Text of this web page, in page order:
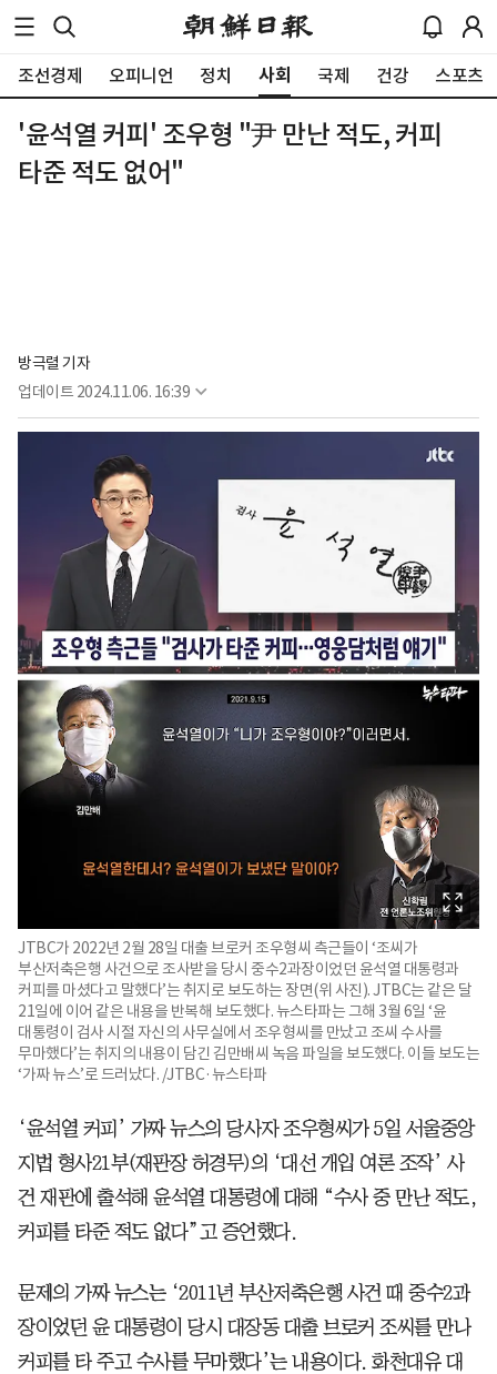
조선경제 오피니언 정치 사회 국제 건강 스포츠
'윤석열 커피' 조우형 "尹 만난 적도, 커피
타준 적도 없어"
방극렬 기자
업데이트 2024.11.06. 16:39
JTBC가 2022년 2월 28일 대출 브로커 조우형씨 측근들이 ‘조씨가
부산저축은행 사건으로 조사받을 당시 중수2과장이었던 윤석열 대통령과
커피를 마셨다고 말했다’는 취지로 보도하는 장면(위 사진). JTBC는 같은 달
21일에 이어 같은 내용을 반복해 보도했다. 뉴스타파는 그해 3월 6일 ‘윤
대통령이 검사 시절 자신의 사무실에서 조우형씨를 만났고 조씨 수사를
무마했다’는 취지의 내용이 담긴 김만배씨 녹음 파일을 보도했다. 이들 보도는
‘가짜 뉴스’로 드러났다. /JTBC·뉴스타파
‘윤석열 커피’ 가짜 뉴스의 당사자 조우형씨가 5일 서울중앙
지법 형사21부(재판장 허경무)의 ‘대선 개입 여론 조작’ 사
건 재판에 출석해 윤석열 대통령에 대해 “수사 중 만난 적도,
커피를 타준 적도 없다”고 증언했다.
문제의 가짜 뉴스는 ‘2011년 부산저축은행 사건 때 중수2과
장이었던 윤 대통령이 당시 대장동 대출 브로커 조씨를 만나
커피를 타 주고 수사를 무마했다’는 내용이다. 화천대유 대